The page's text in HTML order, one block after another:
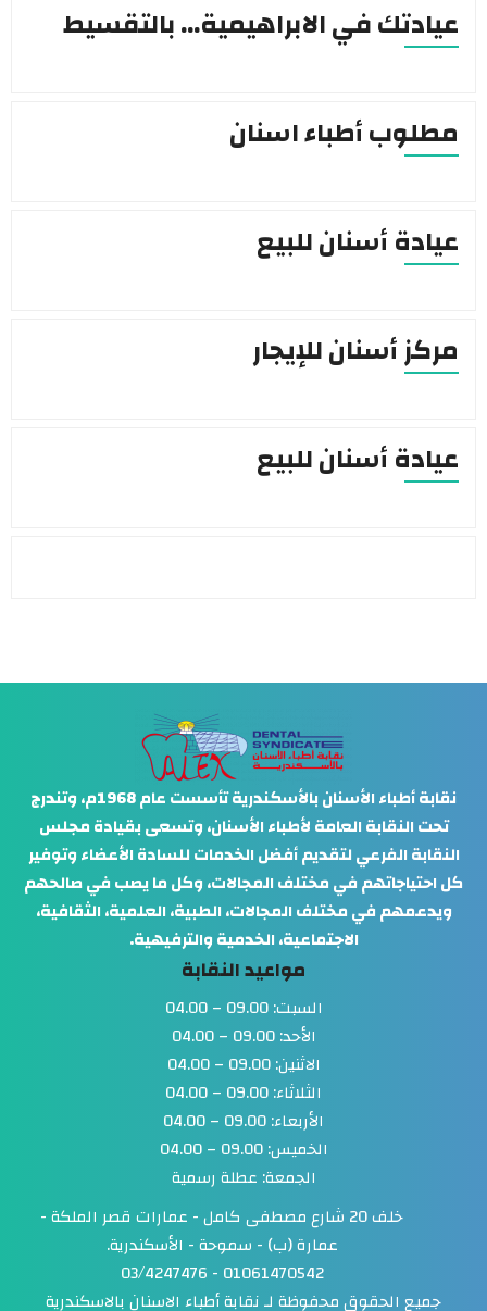
عيادتك في الابراهيمية… بالتقسيط
مطلوب أطباء اسنان
عيادة أسنان للبيع
مركز أسنان للإيجار
عيادة أسنان للبيع
نقابة أطباء الأسنان بالأسكندرية تأسست عام 1968م، وتندرج
تحت النقابة العامة لأطباء الأسنان، وتسعى بقيادة مجلس
النقابة الفرعي لتقديم أفضل الخدمات للسادة الأعضاء وتوفير
كل احتياجاتهم في مختلف المجالات، وكل ما يصب في صالحهم
ويدعمهم في مختلف المجالات، الطبية، العلمية، الثقافية،
الاجتماعية، الخدمية والترفيهية.
مواعيد النقابة
السبت: 09.00 – 04.00
الأحد: 09.00 – 04.00
الاثنين: 09.00 – 04.00
الثلاثاء: 09.00 – 04.00
الأربعاء: 09.00 – 04.00
الخميس: 09.00 – 04.00
الجمعة: عطلة رسمية
خلف 20 شارع مصطفى كامل - عمارات قصر الملكة -
عمارة (ب) - سموحة - الأسكندرية.
01061470542 - 03/4247476
جميع الحقوق محفوظة لـنقابة أطباء الاسنان بالاسكندرية